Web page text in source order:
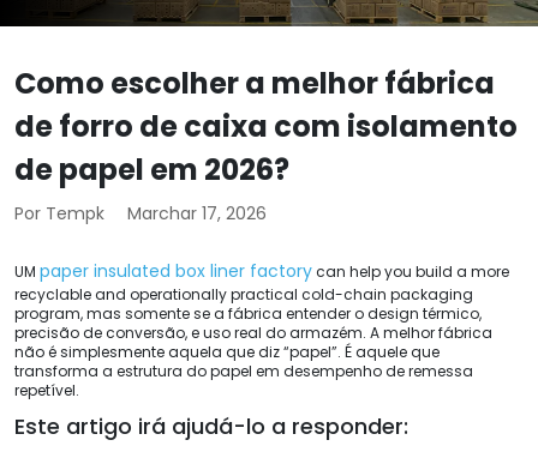
Como escolher a melhor fábrica
de forro de caixa com isolamento
de papel em 2026?
Por Tempk Marchar 17, 2026
UM paper insulated box liner factorycan help you build a more
recyclable and operationally practical cold-chain packaging
program, mas somente se a fábrica entender o design térmico,
precisão de conversão, e uso real do armazém. A melhor fábrica
não é simplesmente aquela que diz “papel”. É aquele que
transforma a estrutura do papel em desempenho de remessa
repetível.
Este artigo irá ajudá-lo a responder: